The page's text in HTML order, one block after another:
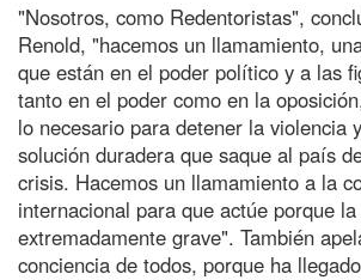
"Nosotros, como Redentoristas",
Renold, "hacemos un llamamiento,
que están en el poder político y a las
tanto en el poder como en la
lo necesario para detener la violencia
solución duradera que saque al país
crisis. Hacemos un llamamiento a la
internacional para que actúe porque
extremadamente grave". También
conciencia de todos, porque ha